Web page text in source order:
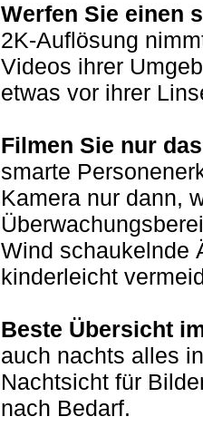
Werfen Sie einen
2K-Auflösung
Videos ihrer
etwas vor ihrer
Filmen Sie nur
smarte
Kamera nur dann,
Wind schaukelnde
kinderleicht
Beste Übersicht
auch nachts alles
Nachtsicht für
nach Bedarf.